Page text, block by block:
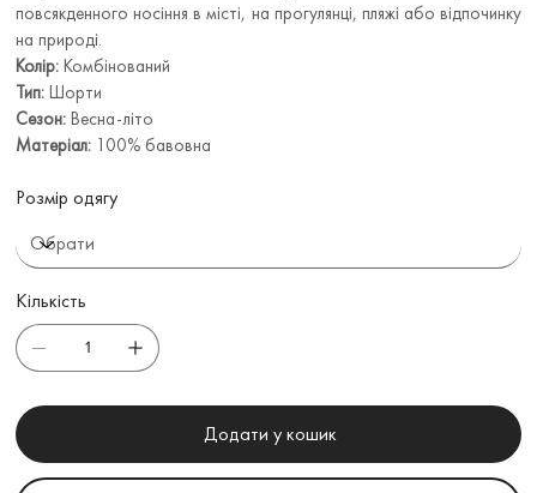
повсякденного носіння в місті, на прогулянці, пляжі або відпочинку
на природі.
Колір: Комбінований
Тип: Шорти
Сезон: Весна-літо
Матеріал: 100% бавовна
Розмір одягу
Кількість
Додати у кошик